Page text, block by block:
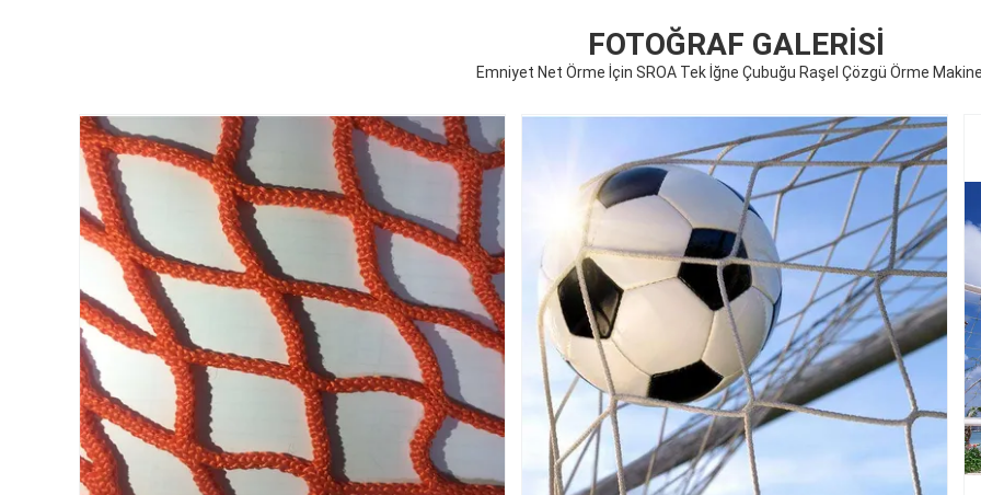
FOTOĞRAF GALERISI
Emniyet Net Örme İçin SROA Tek İğne Çubuğu Raşel Çözgü Örme